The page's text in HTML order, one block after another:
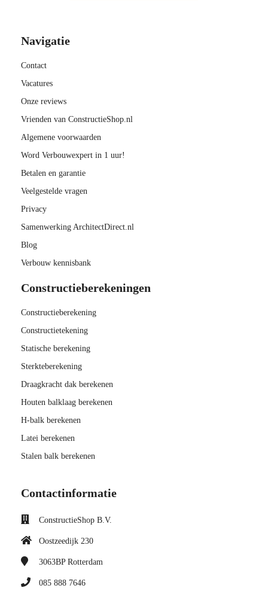
Navigatie
Contact
Vacatures
Onze reviews
Vrienden van ConstructieShop.nl
Algemene voorwaarden
Word Verbouwexpert in 1 uur!
Betalen en garantie
Veelgestelde vragen
Privacy
Samenwerking ArchitectDirect.nl
Blog
Verbouw kennisbank
Constructieberekeningen
Constructieberekening
Constructietekening
Statische berekening
Sterkteberekening
Draagkracht dak berekenen
Houten balklaag berekenen
H-balk berekenen
Latei berekenen
Stalen balk berekenen
Contactinformatie
ConstructieShop B.V.
Oostzeedijk 230
3063BP Rotterdam
085 888 7646